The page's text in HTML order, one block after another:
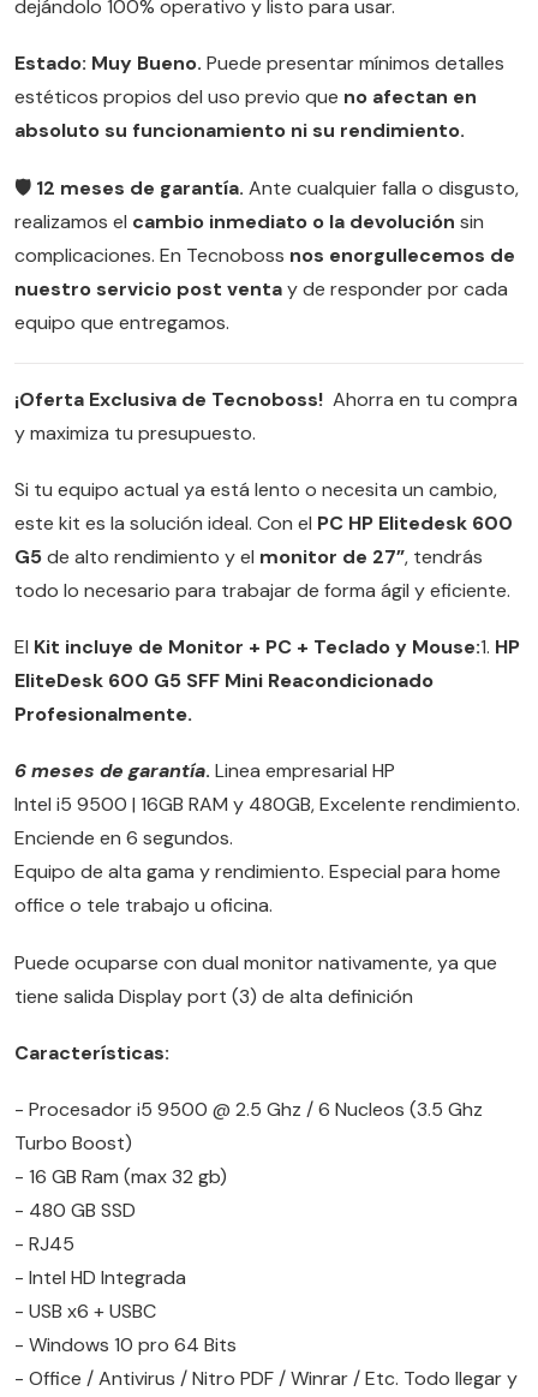
dejándolo 100% operativo y listo para usar.
Estado: Muy Bueno. Puede presentar mínimos detalles
estéticos propios del uso previo que no afectan en
absoluto su funcionamiento ni su rendimiento.
🛡️ 12 meses de garantía. Ante cualquier falla o disgusto,
realizamos el cambio inmediato o la devolución sin
complicaciones. En Tecnoboss nos enorgullecemos de
nuestro servicio post ventay de responder por cada
equipo que entregamos.
¡Oferta Exclusiva de Tecnoboss! Ahorra en tu compra
y maximiza tu presupuesto.
Si tu equipo actual ya está lento o necesita un cambio,
este kit es la solución ideal. Con el PC HP Elitedesk 600
G5de alto rendimiento y el monitor de 27”, tendrás
todo lo necesario para trabajar de forma ágil y eficiente.
El Kit incluye de Monitor + PC + Teclado y Mouse:1. HP
EliteDesk 600 G5 SFF Mini Reacondicionado
Profesionalmente.
6 meses de garantía. Linea empresarial HP
Intel i5 9500 | 16GB RAM y 480GB, Excelente rendimiento.
Enciende en 6 segundos.
Equipo de alta gama y rendimiento. Especial para home
office o tele trabajo u oficina.
Puede ocuparse con dual monitor nativamente, ya que
tiene salida Display port (3) de alta definición
Características:
- Procesador i5 9500 @ 2.5 Ghz / 6 Nucleos (3.5 Ghz
Turbo Boost)
- 16 GB Ram (max 32 gb)
- 480 GB SSD
- RJ45
- Intel HD Integrada
- USB x6 + USBC
- Windows 10 pro 64 Bits
- Office / Antivirus / Nitro PDF / Winrar / Etc. Todo llegar y